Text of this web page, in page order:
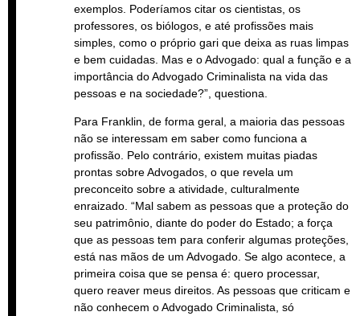
exemplos. Poderíamos citar os cientistas, os
professores, os biólogos, e até profissões mais
simples, como o próprio gari que deixa as ruas limpas
e bem cuidadas. Mas e o Advogado: qual a função e a
importância do Advogado Criminalista na vida das
pessoas e na sociedade?”, questiona.
Para Franklin, de forma geral, a maioria das pessoas
não se interessam em saber como funciona a
profissão. Pelo contrário, existem muitas piadas
prontas sobre Advogados, o que revela um
preconceito sobre a atividade, culturalmente
enraizado. “Mal sabem as pessoas que a proteção do
seu patrimônio, diante do poder do Estado; a força
que as pessoas tem para conferir algumas proteções,
está nas mãos de um Advogado. Se algo acontece, a
primeira coisa que se pensa é: quero processar,
quero reaver meus direitos. As pessoas que criticam e
não conhecem o Advogado Criminalista, só